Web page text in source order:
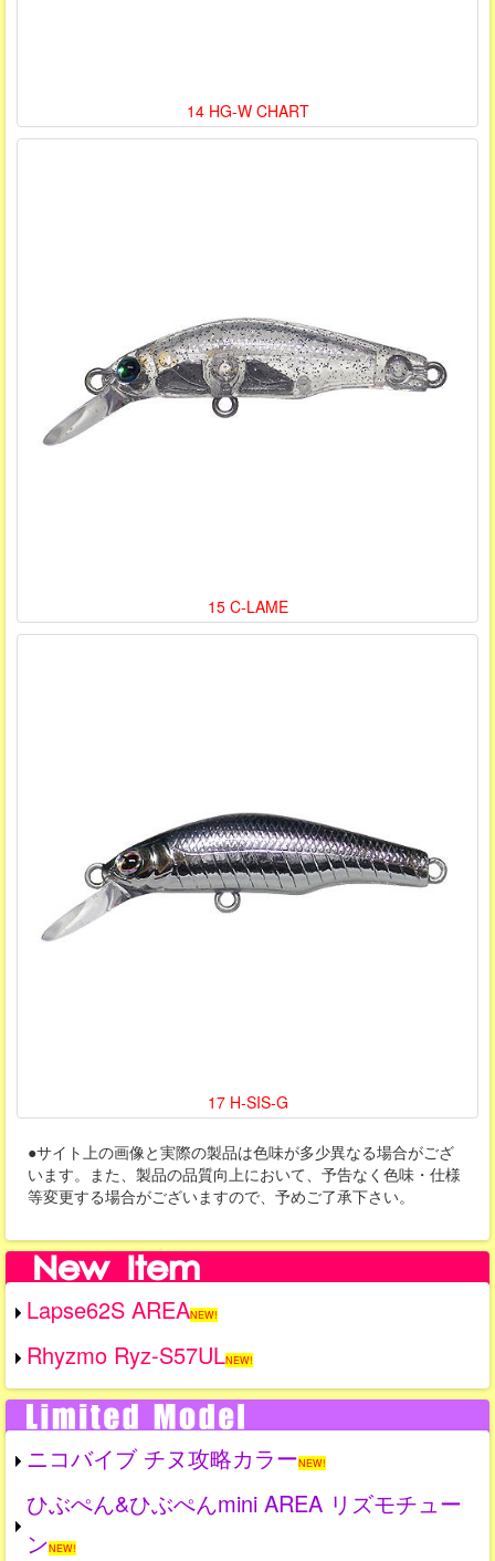
14 HG-W CHART
15 C-LAME
17 H-SIS-G
●サイト上の画像と実際の製品は色味が多少異なる場合がござ
います。また、製品の品質向上において、予告なく色味・仕様
等変更する場合がございますので、予めご了承下さい。
Lapse62S AREANEW!
Rhyzmo Ryz-S57ULNEW!
ニコバイブ チヌ攻略カラーNEW!
ひぶぺん&ひぶぺんmini AREA リズモチュー
ンNEW!